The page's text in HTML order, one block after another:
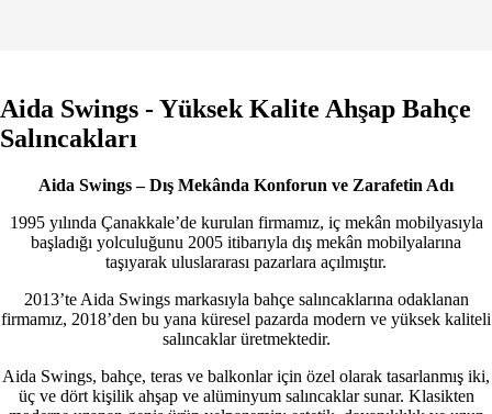
Aida Swings - Yüksek Kalite Ahşap Bahçe
Salıncakları
Aida Swings – Dış Mekânda Konforun ve Zarafetin Adı
1995 yılında Çanakkale’de kurulan firmamız, iç mekân mobilyasıyla
başladığı yolculuğunu 2005 itibarıyla dış mekân mobilyalarına
taşıyarak uluslararası pazarlara açılmıştır.
2013’te Aida Swings markasıyla bahçe salıncaklarına odaklanan
firmamız, 2018’den bu yana küresel pazarda modern ve yüksek kaliteli
salıncaklar üretmektedir.
Aida Swings, bahçe, teras ve balkonlar için özel olarak tasarlanmış iki,
üç ve dört kişilik ahşap ve alüminyum salıncaklar sunar. Klasikten